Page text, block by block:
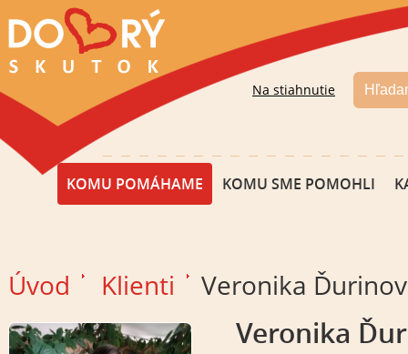
Na stiahnutie
KOMU POMÁHAME KOMU SME POMOHLI
Úvod Klienti Veronika
Veronika